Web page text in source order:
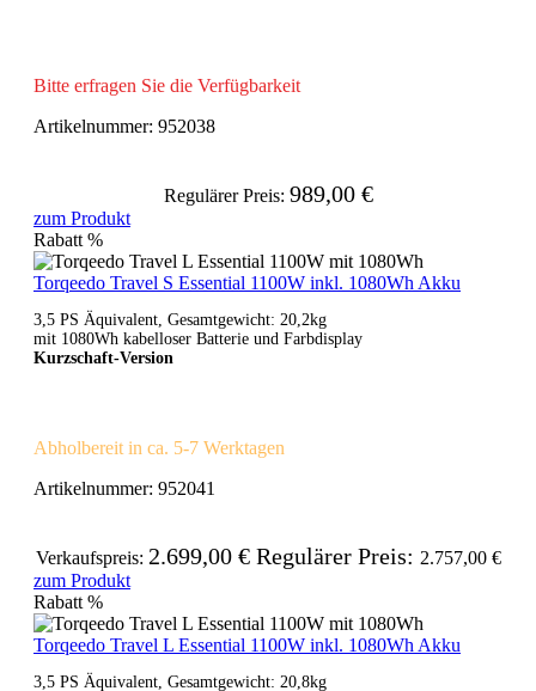
Bitte erfragen Sie die Verfügbarkeit
Artikelnummer: 952038
Regulärer Preis: 989,00 €
zum Produkt
Rabatt %
Torqeedo Travel S Essential 1100W inkl. 1080Wh Akku
3,5 PS Äquivalent, Gesamtgewicht: 20,2kg
mit 1080Wh kabelloser Batterie und Farbdisplay
Kurzschaft-Version
Abholbereit in ca. 5-7 Werktagen
Artikelnummer: 952041
Verkaufspreis: 2.699,00 € Regulärer Preis: 2.757,00 €
zum Produkt
Rabatt %
Torqeedo Travel L Essential 1100W inkl. 1080Wh Akku
3,5 PS Äquivalent, Gesamtgewicht: 20,8kg